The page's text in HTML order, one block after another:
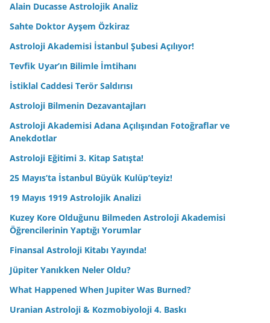
Alain Ducasse Astrolojik Analiz
Sahte Doktor Ayşem Özkiraz
Astroloji Akademisi İstanbul Şubesi Açılıyor!
Tevfik Uyar’ın Bilimle İmtihanı
İstiklal Caddesi Terör Saldırısı
Astroloji Bilmenin Dezavantajları
Astroloji Akademisi Adana Açılışından Fotoğraflar ve
Anekdotlar
Astroloji Eğitimi 3. Kitap Satışta!
25 Mayıs’ta İstanbul Büyük Kulüp’teyiz!
19 Mayıs 1919 Astrolojik Analizi
Kuzey Kore Olduğunu Bilmeden Astroloji Akademisi
Öğrencilerinin Yaptığı Yorumlar
Finansal Astroloji Kitabı Yayında!
Jüpiter Yanıkken Neler Oldu?
What Happened When Jupiter Was Burned?
Uranian Astroloji & Kozmobiyoloji 4. Baskı